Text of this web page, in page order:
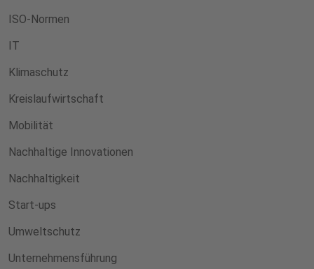
ISO-Normen
IT
Klimaschutz
Kreislaufwirtschaft
Mobilität
Nachhaltige Innovationen
Nachhaltigkeit
Start-ups
Umweltschutz
Unternehmensführung